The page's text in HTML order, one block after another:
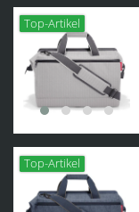
Top-Artikel
Top-Artikel